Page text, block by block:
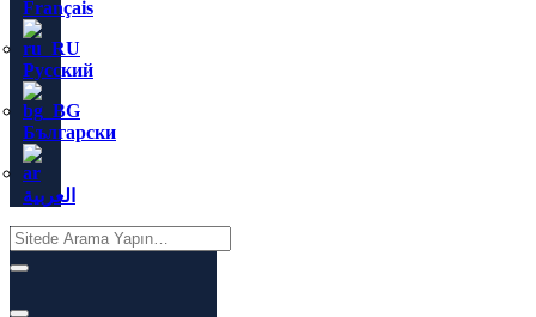
Français
Русский
Български
العربية